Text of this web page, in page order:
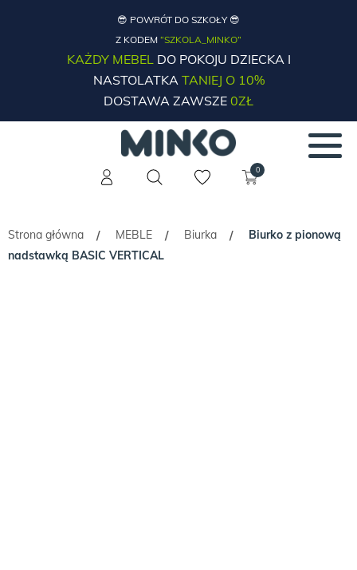
😎 POWRÓT DO SZKOŁY 😎
Z KODEM “SZKOLA_MINKO”
KAŻDY MEBELDO POKOJU DZIECKA I
NASTOLATKATANIEJ O 10%
DOSTAWA ZAWSZE 0ZŁ
0
Strona główna / MEBLE / Biurka /
Biurko z pionową
nadstawką BASIC VERTICAL